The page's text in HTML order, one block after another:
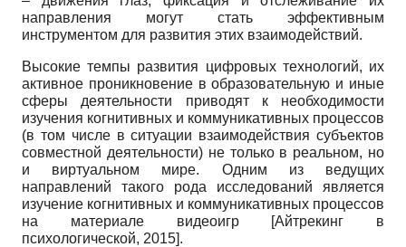
направления могут стать эффективным
инструментом для развития этих взаимодействий.
Высокие темпы развития цифровых технологий, их
активное проникновение в образовательную и иные
сферы деятельности приводят к необходимости
изучения когнитивных и коммуникативных процессов
(в том числе в ситуации взаимодействия субъектов
совместной деятельности) не только в реальном, но
и виртуальном мире. Одним из ведущих
направлений такого рода исследований является
изучение когнитивных и коммуникативных процессов
на материале видеоигр
[Айтрекинг в
психологической, 2015].